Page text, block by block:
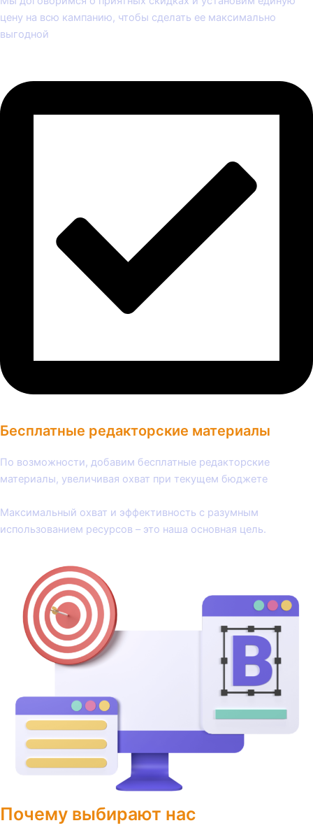
цену на всю кампанию, чтобы сделать ее максимально
выгодной
Бесплатные редакторские материалы
По возможности, добавим бесплатные редакторские
материалы, увеличивая охват при текущем бюджете
Максимальный охват и эффективность с разумным
использованием ресурсов – это наша основная цель.
Почему выбирают нас